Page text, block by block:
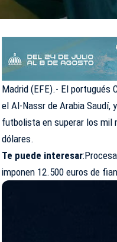
Madrid (EFE).- El portugués
el Al-Nassr de Arabia Saudí,
futbolista en superar los mil
dólares.
Te puede interesar:
imponen 12.500 euros de